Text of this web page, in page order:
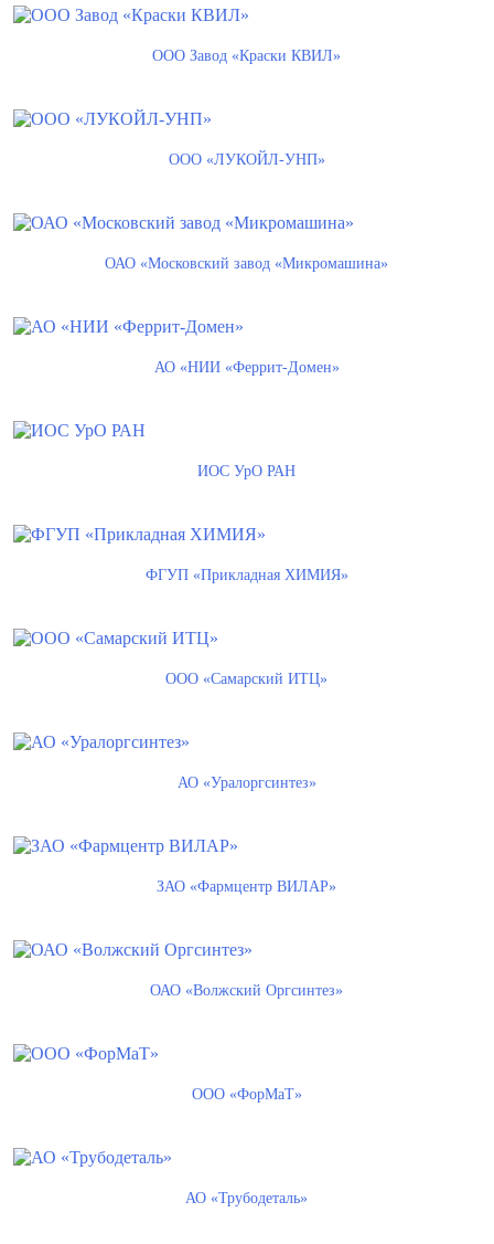
ООО Завод «Краски КВИЛ»
ООО «ЛУКОЙЛ-УНП»
ОАО «Московский завод «Микромашина»
АО «НИИ «Феррит-Домен»
ИОС УрО РАН
ФГУП «Прикладная ХИМИЯ»
ООО «Самарский ИТЦ»
АО «Уралоргсинтез»
ЗАО «Фармцентр ВИЛАР»
ОАО «Волжский Оргсинтез»
ООО «ФорМаТ»
АО «Трубодеталь»